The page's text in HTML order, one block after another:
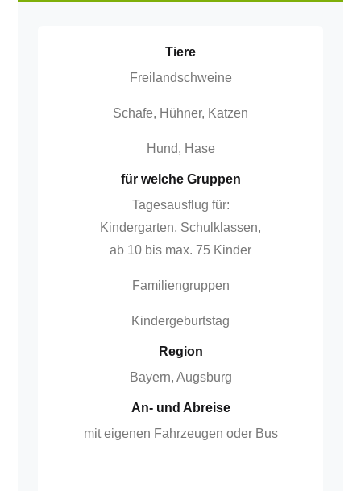
Tiere
Freilandschweine
Schafe, Hühner, Katzen
Hund, Hase
für welche Gruppen
Tagesausflug für:
Kindergarten, Schulklassen,
ab 10 bis max. 75 Kinder
Familiengruppen
Kindergeburtstag
Region
Bayern, Augsburg
An- und Abreise
mit eigenen Fahrzeugen oder Bus